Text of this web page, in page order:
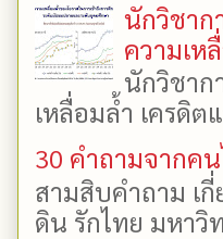
นักวิชาก
ความเห
นักวิชาก
เหลื่อมล้ำ เครดิ
30 คำถามจากคน
สามสิบคำถาม เ
ดิน รักไทย มหาวิ